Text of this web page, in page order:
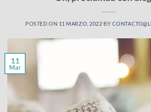
POSTED ON 11 MARZO, 2022 BY
11
Mar